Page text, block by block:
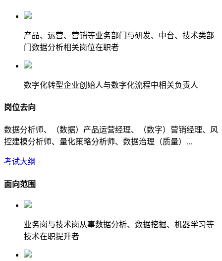
产品、运营、营销等业务部门与研发、中台、技术类部
门数据分析相关岗位在职者
数字化转型企业创始人与数字化流程中相关负责人
岗位去向
数据分析师、（数据）产品运营经理、（数字）营销经理、风
控建模分析师、量化策略分析师、数据治理（质量）...
考试大纲
面向范围
业务岗与技术岗从事数据分析、数据挖掘、机器学习等
技术在职提升者